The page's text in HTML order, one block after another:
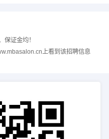
保证金均！
上看到该招聘信息